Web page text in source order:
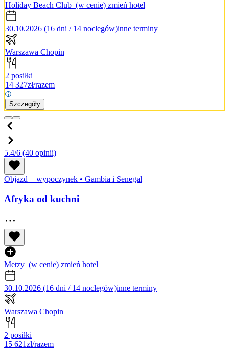
Holiday Beach Club (w cenie) zmień hotel
30.10.2026 (16 dni / 14 noclegów)inne terminy
Warszawa Chopin
2 posiłki
14 327zł/razem
Szczegóły
5.4/6 (40 opinii)
Objazd + wypoczynek • Gambia i Senegal
Afryka od kuchni
Metzy (w cenie) zmień hotel
30.10.2026 (16 dni / 14 noclegów)inne terminy
Warszawa Chopin
2 posiłki
15 621zł/razem